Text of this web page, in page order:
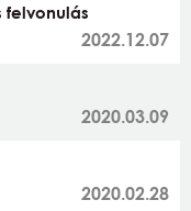
2022.12.07
2020.03.09
2020.02.28